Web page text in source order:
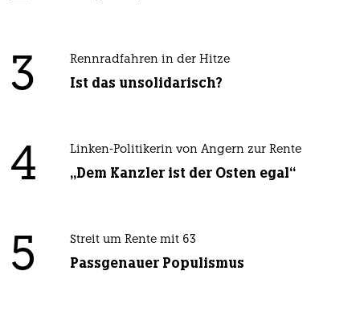
3 Rennradfahren in der Hitze
Ist das unsolidarisch?
4 Linken-Politikerin von Angern zur Rente
„Dem Kanzler ist der Osten egal“
5 Streit um Rente mit 63
Passgenauer Populismus